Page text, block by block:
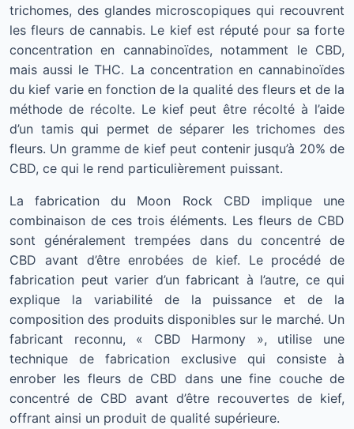
trichomes, des glandes microscopiques qui recouvrent
les fleurs de cannabis. Le kief est réputé pour sa forte
concentration en cannabinoïdes, notamment le CBD,
mais aussi le THC. La concentration en cannabinoïdes
du kief varie en fonction de la qualité des fleurs et de la
méthode de récolte. Le kief peut être récolté à l’aide
d’un tamis qui permet de séparer les trichomes des
fleurs. Un gramme de kief peut contenir jusqu’à 20% de
CBD, ce qui le rend particulièrement puissant.
La fabrication du Moon Rock CBD implique une
combinaison de ces trois éléments. Les fleurs de CBD
sont généralement trempées dans du concentré de
CBD avant d’être enrobées de kief. Le procédé de
fabrication peut varier d’un fabricant à l’autre, ce qui
explique la variabilité de la puissance et de la
composition des produits disponibles sur le marché. Un
fabricant reconnu, « CBD Harmony », utilise une
technique de fabrication exclusive qui consiste à
enrober les fleurs de CBD dans une fine couche de
concentré de CBD avant d’être recouvertes de kief,
offrant ainsi un produit de qualité supérieure.